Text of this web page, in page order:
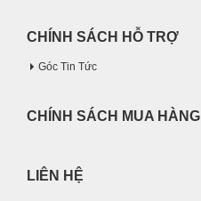
CHÍNH SÁCH HỖ TRỢ
Góc Tin Tức
CHÍNH SÁCH MUA HÀNG
LIÊN HỆ